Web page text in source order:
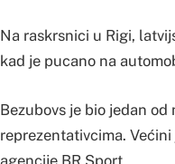
Na raskrsnici u Rigi,
kad je pucano na
Bezubovs je bio jedan
reprezentativcima.
agencije BR Sport.